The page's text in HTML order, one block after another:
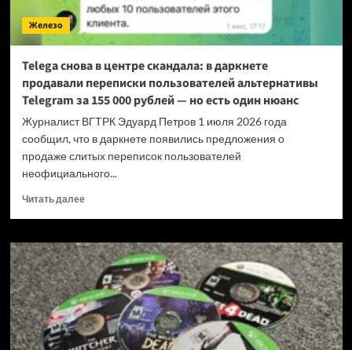
Железо
Telega снова в центре скандала: в даркнете
продавали переписки пользователей альтернативы
Telegram за 155 000 рублей — но есть один нюанс
Журналист ВГТРК Эдуард Петров 1 июля 2026 года
сообщил, что в даркнете появились предложения о
продаже слитых переписок пользователей
неофициального...
Читать далееПрочитать
Telega
снова
в
центре
скандала:
в
даркнете
продавали